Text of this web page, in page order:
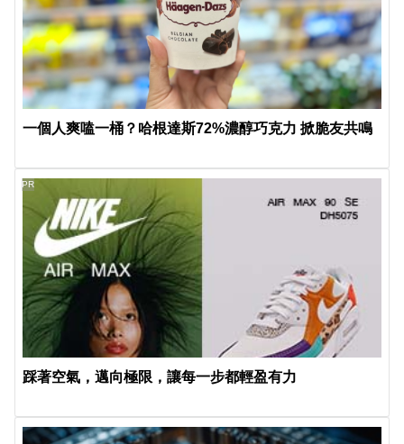
一個人爽嗑一桶？哈根達斯72%濃醇巧克力 掀脆友共鳴
踩著空氣，邁向極限，讓每一步都輕盈有力
PR